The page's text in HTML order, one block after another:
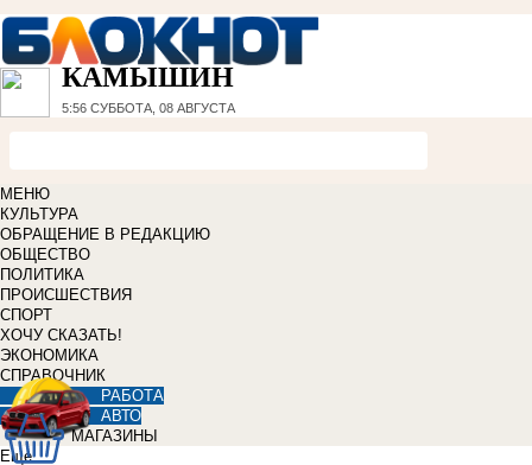
КАМЫШИН
5:56 СУББОТА, 08 АВГУСТА
МЕНЮ
КУЛЬТУРА
ОБРАЩЕНИЕ В РЕДАКЦИЮ
ОБЩЕСТВО
ПОЛИТИКА
ПРОИСШЕСТВИЯ
СПОРТ
ХОЧУ СКАЗАТЬ!
ЭКОНОМИКА
СПРАВОЧНИК
РАБОТА
АВТО
МАГАЗИНЫ
Еще